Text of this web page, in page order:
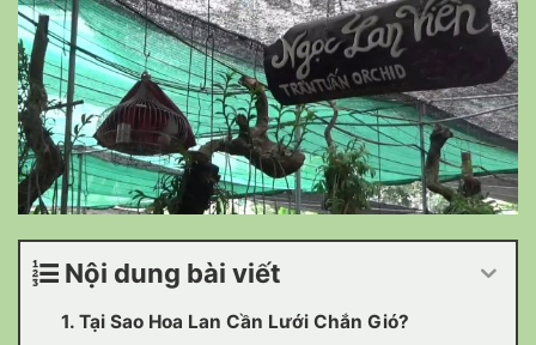
Nội dung bài viết
1. Tại Sao Hoa Lan Cần Lưới Chắn Gió?